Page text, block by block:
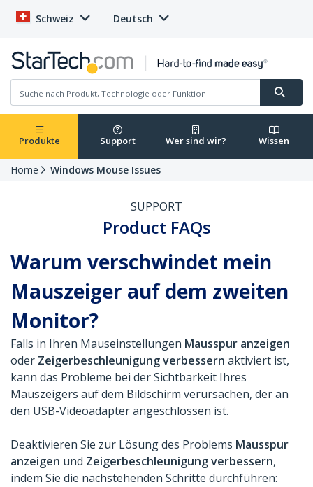
Schweiz Deutsch
Produkte Support Wer sind wir? Wissen
Home Windows Mouse Issues
SUPPORT
Product FAQs
Warum verschwindet mein
Mauszeiger auf dem zweiten
Monitor?
Falls in Ihren Mauseinstellungen Mausspur anzeigen
oder Zeigerbeschleunigung verbessern aktiviert ist,
kann das Probleme bei der Sichtbarkeit Ihres
Mauszeigers auf dem Bildschirm verursachen, der an
den USB-Videoadapter angeschlossen ist.
Deaktivieren Sie zur Lösung des Problems Mausspur
anzeigen und Zeigerbeschleunigung verbessern,
indem Sie die nachstehenden Schritte durchführen: